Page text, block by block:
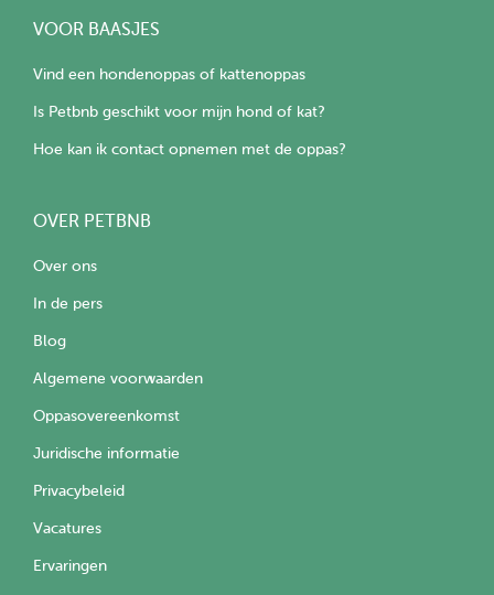
VOOR BAASJES
Vind een hondenoppas of kattenoppas
Is Petbnb geschikt voor mijn hond of kat?
Hoe kan ik contact opnemen met de oppas?
OVER PETBNB
Over ons
In de pers
Blog
Algemene voorwaarden
Oppasovereenkomst
Juridische informatie
Privacybeleid
Vacatures
Ervaringen